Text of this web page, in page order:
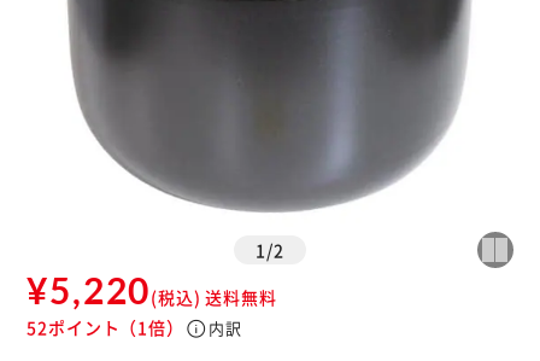
1 /2
¥5,220(税込) 送料無料
52ポイント （1倍） info内訳